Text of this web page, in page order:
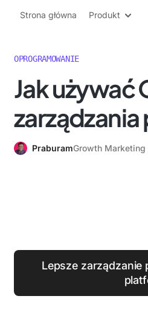
ClickUp Blog
Strona główna Produkt
OPROGRAMOWANIE
Jak używać
PraburamGrowth Marketing
Lepsze zarządzanie